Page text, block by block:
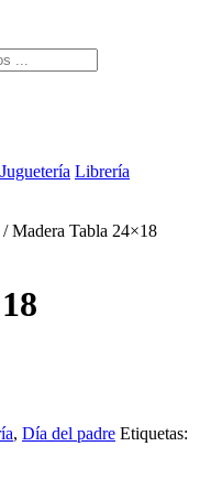
Juguetería Librería
/ Madera Tabla 24×18
, Día del padre Etiquetas: